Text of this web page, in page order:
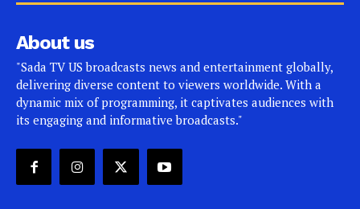
About us
"Sada TV US broadcasts news and entertainment globally,
delivering diverse content to viewers worldwide. With a
dynamic mix of programming, it captivates audiences with
its engaging and informative broadcasts."